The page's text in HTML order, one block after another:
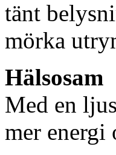
tänt
mörka
Hälsosam
Med en
mer energi